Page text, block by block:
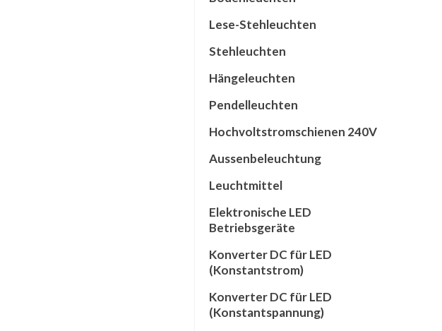
Lese-Stehleuchten
Stehleuchten
Hängeleuchten
Pendelleuchten
Hochvoltstromschienen 240V
Aussenbeleuchtung
Leuchtmittel
Elektronische LED
Betriebsgeräte
Konverter DC für LED
(Konstantstrom)
Konverter DC für LED
(Konstantspannung)